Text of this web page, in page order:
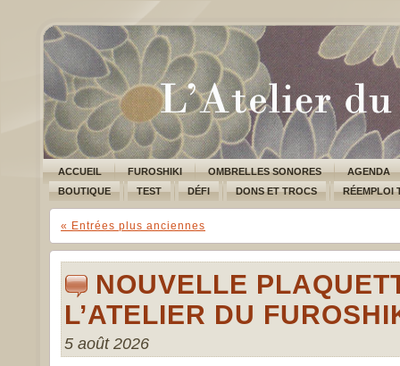
ACCUEIL FUROSHIKI OMBRELLES SONORES
AGENDA
BOUTIQUE
TEST DÉFI DONS ET TROCS RÉEMPLOI
« Entrées plus anciennes
NOUVELLE
L’ATELIER DU
5 août 2026